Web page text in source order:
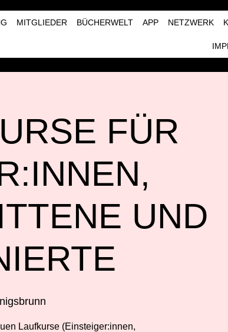
MITGLIEDER BÜCHERWELT APP NETZWERK
FÜR
UND
Laufkurse (Einsteiger:innen,